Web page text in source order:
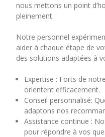
nous mettons un point
pleinement.
Notre personnel
aider à chaque étape de
des solutions adaptées à
Expertise : Forts de
orientent efficacement.
Conseil personnalisé:
adaptons nos
Assistance continue :
pour répondre à vos